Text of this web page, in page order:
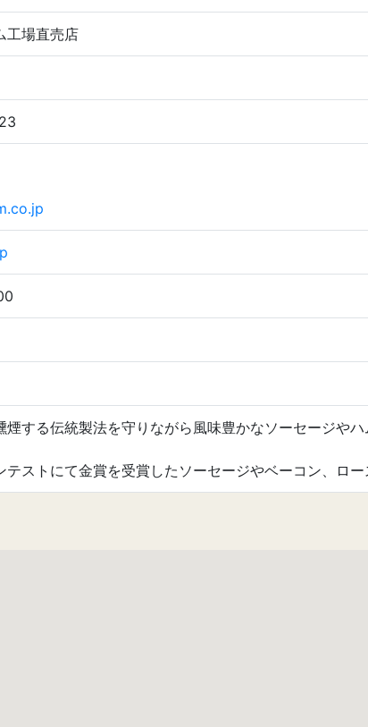
工場直売店
する伝統製法を守りながら風味豊かなソーセージやハ
テストにて金賞を受賞したソーセージやベーコン、ロー